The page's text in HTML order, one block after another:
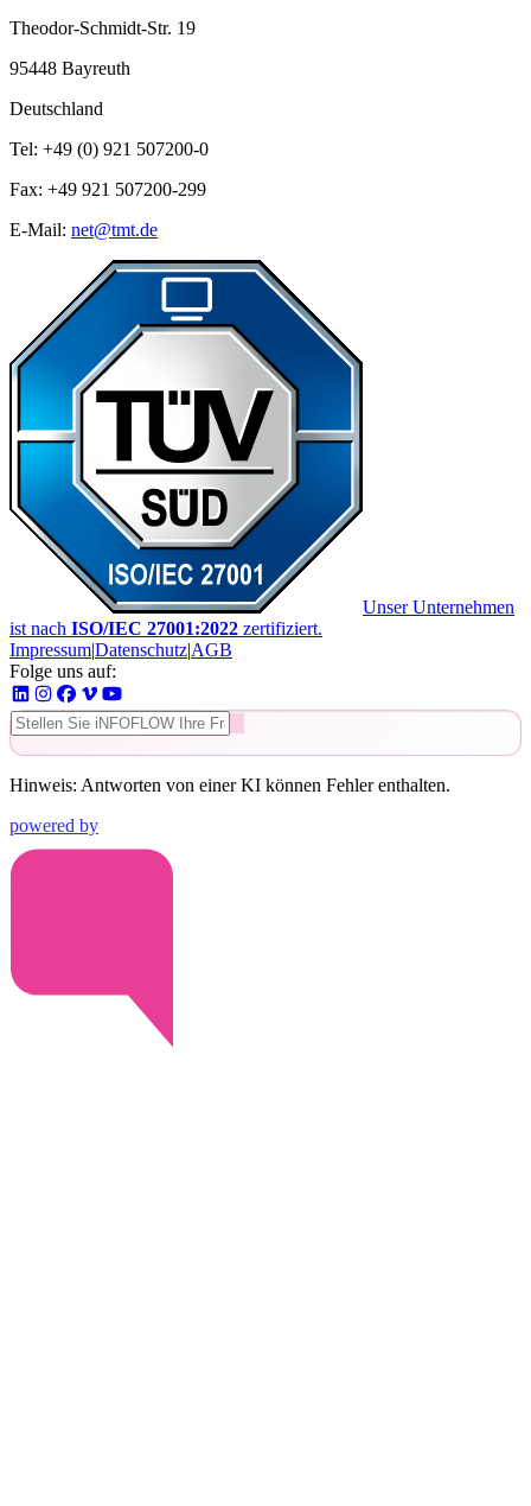
Theodor-Schmidt-Str. 19
95448 Bayreuth
Deutschland
Tel: +49 (0) 921 507200-0
Fax: +49 921 507200-299
E-Mail: net@tmt.de
Unser Unternehmen
ist nach ISO/IEC 27001:2022 zertifiziert.
Impressum|Datenschutz|AGB
Folge uns auf:
Hinweis: Antworten von einer KI können Fehler enthalten.
powered by